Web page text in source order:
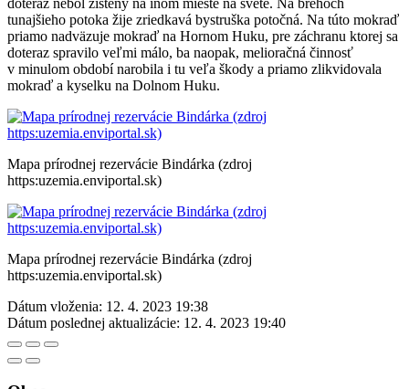
tunajšieho potoka žije zriedkavá bystruška potočná. Na túto mokraď
priamo nadväzuje mokraď na Hornom Huku, pre záchranu ktorej sa
doteraz spravilo veľmi málo, ba naopak, melioračná činnosť
v minulom období narobila i tu veľa škody a priamo zlikvidovala
mokraď a kyselku na Dolnom Huku.
Mapa prírodnej rezervácie Bindárka (zdroj
https:uzemia.enviportal.sk)
Mapa prírodnej rezervácie Bindárka (zdroj
https:uzemia.enviportal.sk)
Dátum vloženia: 12. 4. 2023 19:38
Dátum poslednej aktualizácie: 12. 4. 2023 19:40